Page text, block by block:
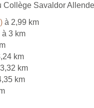
Savaldor
à 2,99 km
à 3 km
km
km
km